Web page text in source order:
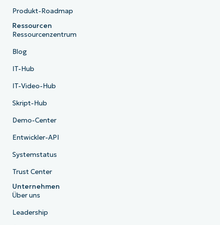
Produkt-Roadmap
Ressourcen
Ressourcenzentrum
Blog
IT-Hub
IT-Video-Hub
Skript-Hub
Demo-Center
Entwickler-API
Systemstatus
Trust Center
Unternehmen
Über uns
Leadership